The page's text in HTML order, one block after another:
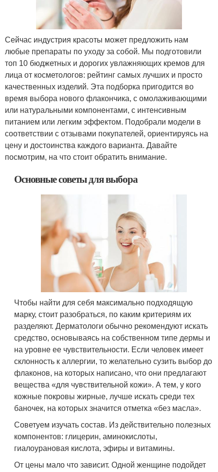
Сейчас индустрия красоты может предложить нам
любые препараты по уходу за собой. Мы подготовили
топ 10 бюджетных и дорогих увлажняющих кремов для
лица от косметологов: рейтинг самых лучших и просто
качественных изделий. Эта подборка пригодится во
время выбора нового флакончика, с омолаживающими
или натуральными компонентами, с интенсивным
питанием или легким эффектом. Подобрали модели в
соответствии с отзывами покупателей, ориентируясь на
цену и достоинства каждого варианта. Давайте
посмотрим, на что стоит обратить внимание.
Основные советы для выбора
Чтобы найти для себя максимально подходящую
марку, стоит разобраться, по каким критериям их
разделяют. Дерматологи обычно рекомендуют искать
средство, основываясь на собственном типе дермы и
на уровне ее чувствительности. Если человек имеет
склонность к аллергии, то желательно сузить выбор до
флаконов, на которых написано, что они предлагают
вещества «для чувствительной кожи». А тем, у кого
кожные покровы жирные, лучше искать среди тех
баночек, на которых значится отметка «без масла».
Советуем изучать состав. Из действительно полезных
компонентов: глицерин, аминокислоты,
гиалоурановая кислота, эфиры и витамины.
От цены мало что зависит. Одной женщине подойдет